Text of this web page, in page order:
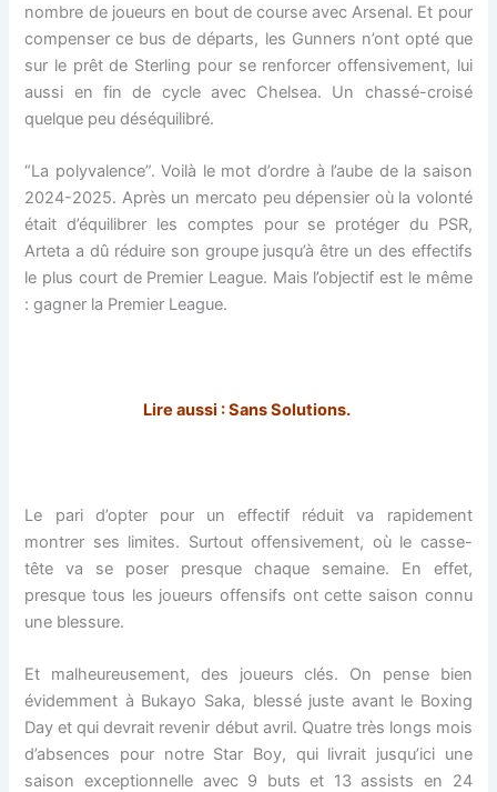
nombre de joueurs en bout de course avec Arsenal. Et pour
compenser ce bus de départs, les Gunners n’ont opté que
sur le prêt de Sterling pour se renforcer offensivement, lui
aussi en fin de cycle avec Chelsea. Un chassé-croisé
quelque peu déséquilibré.
“La polyvalence”. Voilà le mot d’ordre à l’aube de la saison
2024-2025. Après un mercato peu dépensier où la volonté
était d’équilibrer les comptes pour se protéger du PSR,
Arteta a dû réduire son groupe jusqu’à être un des effectifs
le plus court de Premier League. Mais l’objectif est le même
: gagner la Premier League.
Lire aussi :Sans Solutions.
Le pari d’opter pour un effectif réduit va rapidement
montrer ses limites. Surtout offensivement, où le casse-
tête va se poser presque chaque semaine. En effet,
presque tous les joueurs offensifs ont cette saison connu
une blessure.
Et malheureusement, des joueurs clés. On pense bien
évidemment à Bukayo Saka, blessé juste avant le Boxing
Day et qui devrait revenir début avril. Quatre très longs mois
d’absences pour notre Star Boy, qui livrait jusqu’ici une
saison exceptionnelle avec 9 buts et 13 assists en 24